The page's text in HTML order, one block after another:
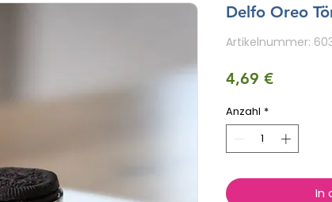
Delfo Oreo
Artikelnummer:
4,69 €Preis
Anzahl *
In